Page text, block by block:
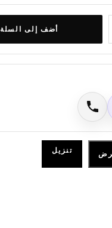
أضف إلى السلة
اتصال
تنزيل